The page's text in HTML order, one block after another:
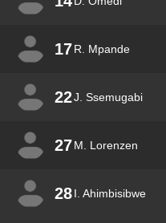
17R. Mpande
22J. Ssemugabi
27M. Lorenzen
28I. Ahimbisibwe